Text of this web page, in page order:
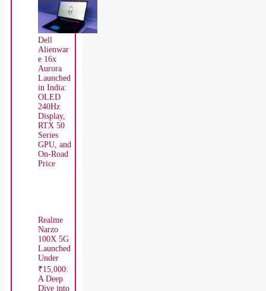
Dell
Alienwar
e 16x
Aurora
Launched
in India:
OLED
240Hz
Display,
RTX 50
Series
GPU, and
On-Road
Price
Realme
Narzo
100X 5G
Launched
Under
₹15,000:
A Deep
Dive into